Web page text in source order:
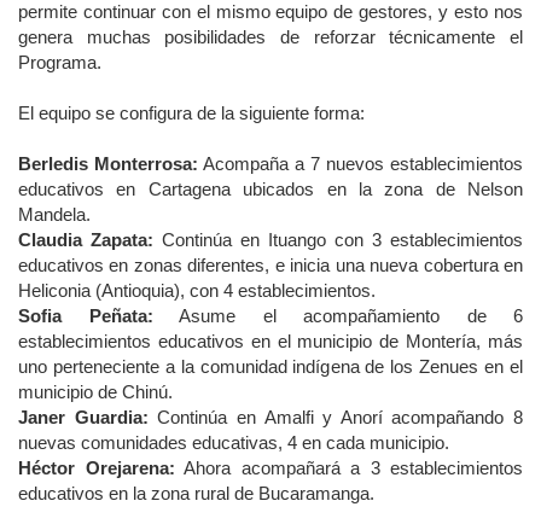
permite continuar con el mismo equipo de gestores, y esto nos
genera muchas posibilidades de reforzar técnicamente el
Programa.
El equipo se configura de la siguiente forma:
Berledis Monterrosa: Acompaña a 7 nuevos establecimientos
educativos en Cartagena ubicados en la zona de Nelson
Mandela.
Claudia Zapata: Continúa en Ituango con 3 establecimientos
educativos en zonas diferentes, e inicia una nueva cobertura en
Heliconia (Antioquia), con 4 establecimientos.
Sofia Peñata: Asume el acompañamiento de 6
establecimientos educativos en el municipio de Montería, más
uno perteneciente a la comunidad indígena de los Zenues en el
municipio de Chinú.
Janer Guardia: Continúa en Amalfi y Anorí acompañando 8
nuevas comunidades educativas, 4 en cada municipio.
Héctor Orejarena: Ahora acompañará a 3 establecimientos
educativos en la zona rural de Bucaramanga.